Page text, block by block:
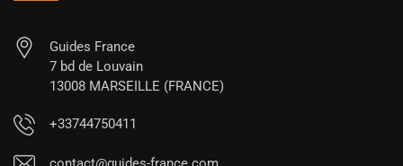
Guides France
7 bd de Louvain
13008 MARSEILLE (FRANCE)
+33744750411